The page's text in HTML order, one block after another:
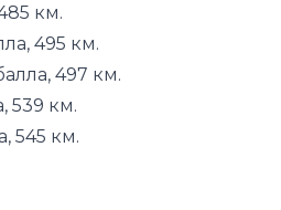
км.
495 км.
497 км.
539 км.
545 км.